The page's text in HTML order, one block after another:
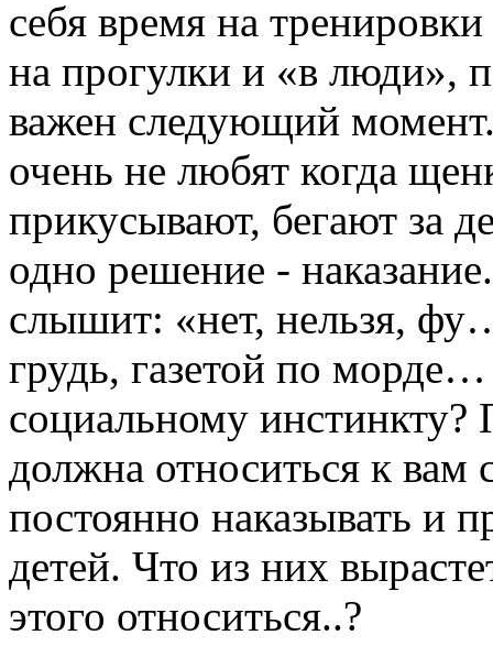
себя время на
на прогулки и «в люди»,
важен следующий
очень не любят когда
прикусывают, бегают за
одно решение -
слышит: «нет, нельзя,
грудь, газетой по морде…
социальному инстинкту?
должна относиться к вам
постоянно наказывать и
детей. Что из них
этого относиться..?